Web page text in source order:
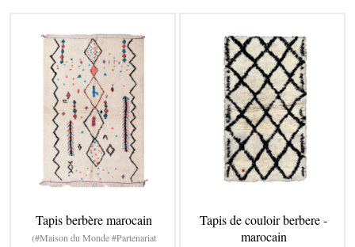
Tapis berbère marocain
(#Maison du Monde #Partenariat
Tapis de couloir berbere -
marocain